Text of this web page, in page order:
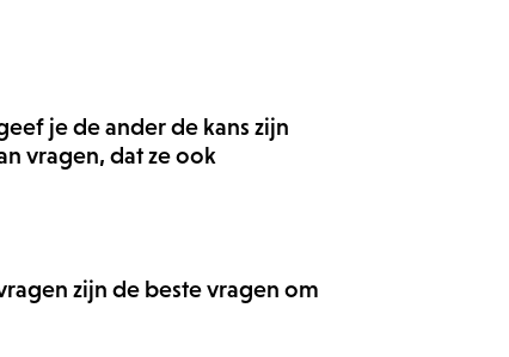
je de ander de kans zijn
vragen, dat ze ook
zijn de beste vragen om